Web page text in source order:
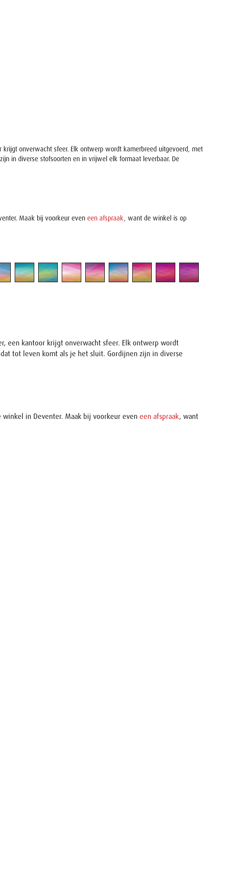
onverwacht sfeer. Elk ontwerp wordt kamerbreed uitgevoerd, met
in diverse stofsoorten en in vrijwel elk formaat leverbaar. De
Maak bij voorkeur even een afspraak, want de winkel is op
een kantoor krijgt onverwacht sfeer. Elk ontwerp wordt
tot leven komt als je het sluit. Gordijnen zijn in diverse
in Deventer. Maak bij voorkeur even een afspraak, want